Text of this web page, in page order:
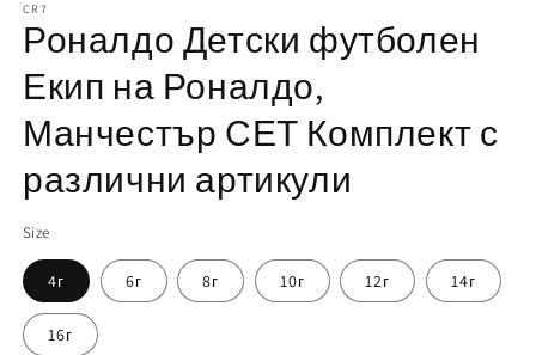
мултимедия
1
в
елемент
CR7
Роналдо Детски футболен
Екип на Роналдо,
Манчестър СЕТ Комплект с
различни артикули
Size
4г 6г 8г 10г 12г 14г
16г